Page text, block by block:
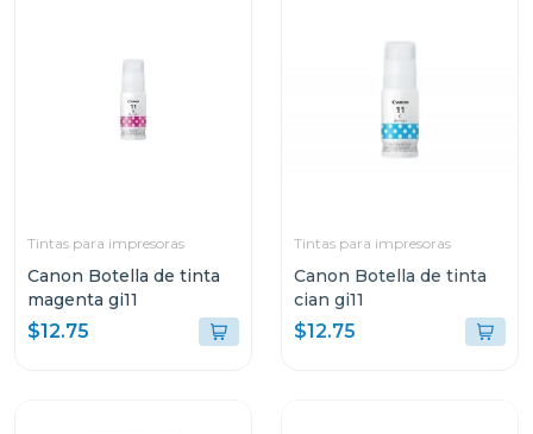
Tintas para impresoras
Canon Botella de tinta
magenta gi11
$12.75
Tintas para impresoras
Canon Botella de tinta
cian gi11
$12.75